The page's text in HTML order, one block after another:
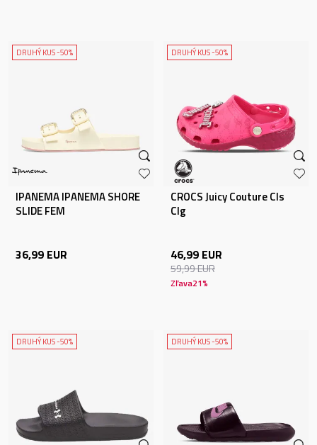
DRUHÝ KUS -50%
IPANEMA IPANEMA SHORE
SLIDE FEM
36,99 EUR
DRUHÝ KUS -50%
CROCS Juicy Couture Cls
Clg
46,99 EUR
59,99EUR
Zľava21%
DRUHÝ KUS -50% DRUHÝ KUS -50%